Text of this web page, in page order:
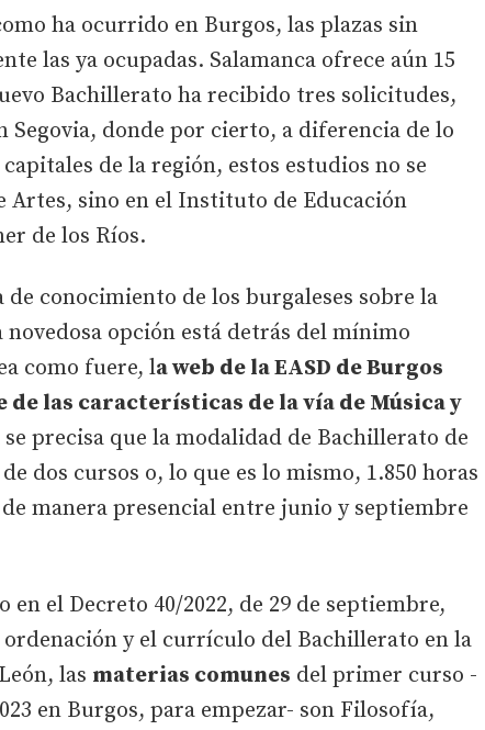
ha ocurrido en Burgos, las plazas sin
las ya ocupadas. Salamanca ofrece aún 15
Bachillerato ha recibido tres solicitudes,
Segovia, donde por cierto, a diferencia de lo
de la región, estos estudios no se
Artes, sino en el Instituto de Educación
de los Ríos.
de conocimiento de los burgaleses sobre la
novedosa opción está detrás del mínimo
como fuere, la web de la EASD de Burgos
las características de la vía de Música y
se precisa que la modalidad de Bachillerato de
dos cursos o, lo que es lo mismo, 1.850 horas
manera presencial entre junio y septiembre
en el Decreto 40/2022, de 29 de septiembre,
ordenación y el currículo del Bachillerato en la
las materias comunes del primer curso -
en Burgos, para empezar- son Filosofía,